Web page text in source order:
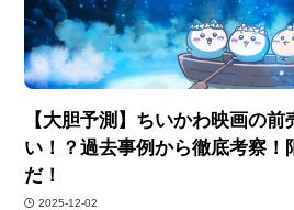
【大胆予測】ちいかわ映画の
い！？過去事例から徹底考察！
だ！
2025-12-02